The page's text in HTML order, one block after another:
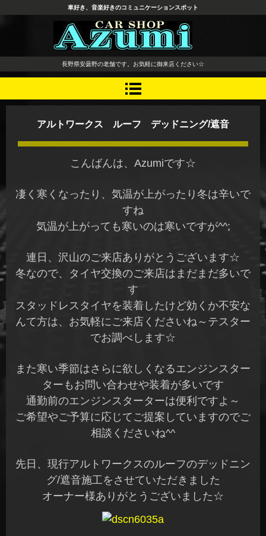
長野県 安曇野市 タイヤ ホ
イール デッドニング カーオ
ーディオ レカロシート
車好き、音楽好きのコミュニケーションスポット
長野県安曇野の老舗です。お気軽に御来店ください☆
アルトワークス ルーフ デッドニング/遮音
こんばんは、Azumiです☆
凄く寒くなったり、気温が上がったり冬は辛いで
すね
気温が上がっても寒いのは寒いですが^^;
連日、沢山のご来店ありがとうございます☆
冬なので、タイヤ交換のご来店はまだまだ多いで
す
スタッドレスタイヤを装着したけど効くか不安な
んて方は、お気軽にご来店くださいね～テスター
でお調べします☆
また寒い季節はさらに欲しくなるエンジンスター
ターもお問い合わせや装着が多いです
通勤前のエンジンスターターは便利ですよ～
ご希望やご予算に応じてご提案していますのでご
相談くださいね^^
先日、現行アルトワークスのルーフのデッドニン
グ/遮音施工をさせていただきました
オーナー様ありがとうございました☆